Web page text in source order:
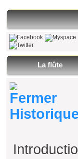
La flûte
Historique